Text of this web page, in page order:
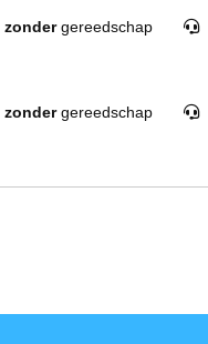
zondergereedschap
zondergereedschap